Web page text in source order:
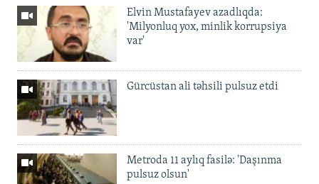
Elvin Mustafayev azadlıqda:
'Milyonluq yox, minlik korrupsiya
var'
Gürcüstan ali təhsili pulsuz etdi
Metroda 11 aylıq fasilə: 'Daşınma
pulsuz olsun'